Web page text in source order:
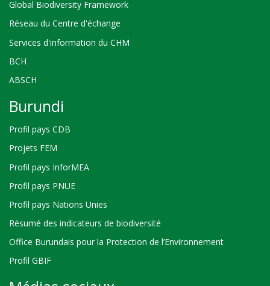
Global Biodiversity Framework
Réseau du Centre d'échange
Services d'information du CHM
BCH
ABSCH
Burundi
Profil pays CDB
Projets FEM
Profil pays InforMEA
Profil pays PNUE
Profil pays Nations Unies
Résumé des indicateurs de biodiversité
Office Burundais pour la Protection de l’Environnement
Profil GBIF